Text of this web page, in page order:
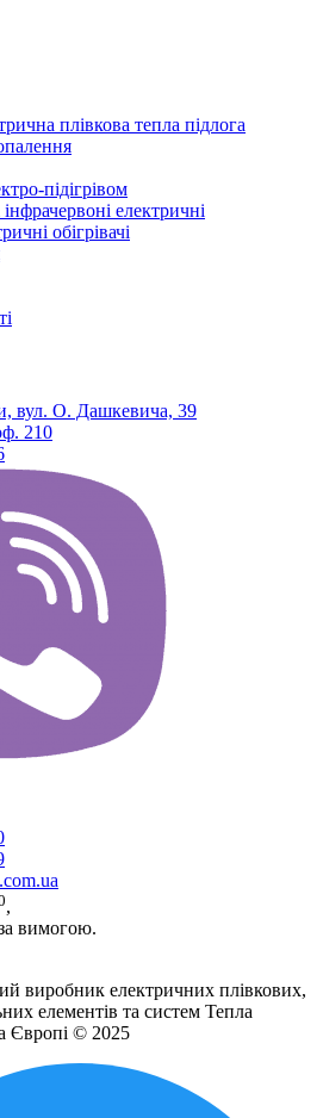
плівкова тепла підлога
підігрівом
електричні
обігрівачі
вул. О. Дашкевича, 39
210
,
вимогою.
виробник електричних плівкових,
елементів та систем Тепла
Європі © 2025